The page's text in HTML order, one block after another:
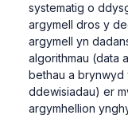
systematig o
argymell dros y
argymell yn
algorithmau (data
bethau a brynwyd
ddewisiadau) er
argymhellion